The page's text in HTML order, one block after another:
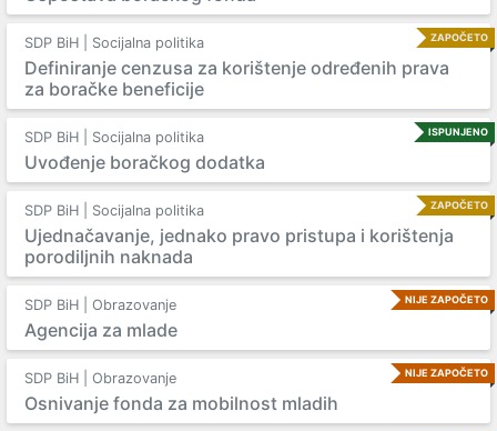
ZAPOČETO
SDP BiH | Socijalna politika
Definiranje cenzusa za korištenje određenih prava
za boračke beneficije
ISPUNJENO
SDP BiH | Socijalna politika
Uvođenje boračkog dodatka
ZAPOČETO
SDP BiH | Socijalna politika
Ujednačavanje, jednako pravo pristupa i korištenja
porodiljnih naknada
NIJE ZAPOČETO
SDP BiH | Obrazovanje
Agencija za mlade
NIJE ZAPOČETO
SDP BiH | Obrazovanje
Osnivanje fonda za mobilnost mladih